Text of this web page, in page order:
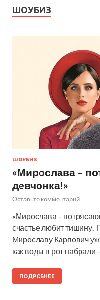
ШОУБИЗ
ШОУБИЗ
«Мирослава –
девчонка!»
Оставьте комментарий
«Мирослава –
счастье любит тишину.
Мирославу Карпович
как воды в рот набрали
ПОДРОБНЕЕ